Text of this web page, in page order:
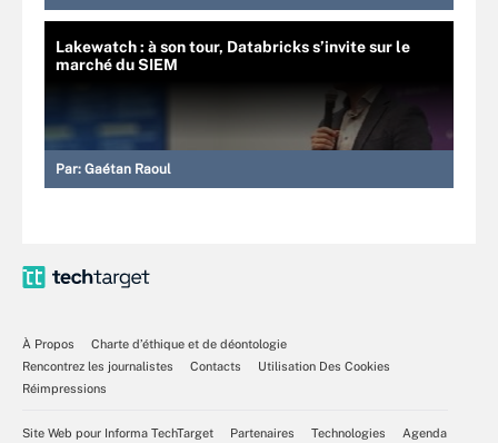
Lakewatch : à son tour, Databricks s’invite sur le
marché du SIEM
Par: Gaétan Raoul
À Propos
Charte d’éthique et de déontologie
Rencontrez les journalistes
Contacts
Utilisation Des Cookies
Réimpressions
Site Web pour Informa TechTarget Partenaires Technologies Agenda